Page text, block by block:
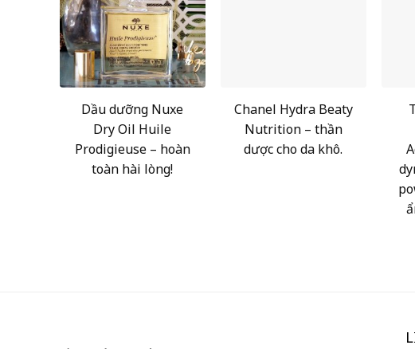
Dầu dưỡng Nuxe
Dry Oil Huile
Prodigieuse – hoàn
toàn hài lòng!
Chanel Hydra Beaty
Nutrition – thần
dược cho da khô.